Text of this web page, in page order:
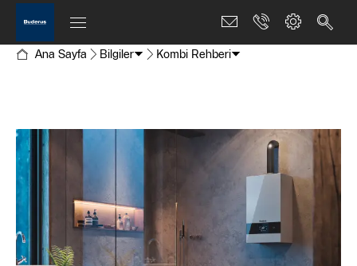
Ana Sayfa Bilgiler Kombi Rehberi